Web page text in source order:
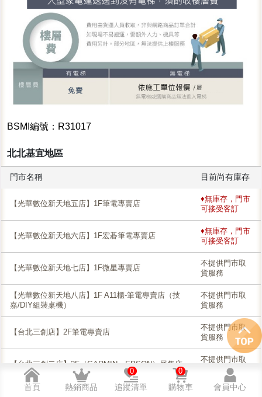
BSMI編號：R31017
北北基宜地區
門市名稱 目前尚有庫存
【光華數位新天地五店】1F筆電專賣店
♦無庫存，門市
可接受客訂
【光華數位新天地六店】1F宏碁筆電專賣店
♦無庫存，門市
可接受客訂
【光華數位新天地七店】1F微星專賣店
不提供門市取
貨服務
【光華數位新天地八店】1F A11櫃-筆電專賣店（技
嘉/DIY組裝桌機）
不提供門市取
貨服務
【台北三創店】2F筆電專賣店
不提供門市取
貨服務
【台北三創二店】2F（GARMIN、EPSON）展售店
不提供門市取
♦無庫存，門市
首頁 熱銷商品 追蹤清單
0
購物車
0
會員中心